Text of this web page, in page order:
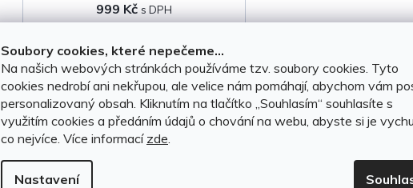
Soubory cookies, které nepečeme...
Na našich webových stránkách používáme tzv. soubory cookies. Tyto
cookies nedrobí ani nekřupou, ale velice nám pomáhají, abychom vám
personalizovaný obsah. Kliknutím na tlačítko ,,Souhlasím“ souhlasíte s
využitím cookies a předáním údajů o chování na webu, abyste si je
co nejvíce. Více informací zde
Nastavení
k
t
ů
u
k
t
ů
999 Kč
DO KOŠÍKU
O
v